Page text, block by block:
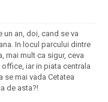
un an, doi, cand se va
In locul parcului dintre
mai mult ca sigur, ceva
iar in piata centrala
se mai vada Cetatea
de asta?!